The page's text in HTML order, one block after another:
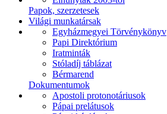
Papok, szerzetesek
Világi munkatársak
Egyházmegyei Törvénykönyv
Papi Direktórium
Iratminták
Stóladíj táblázat
Bérmarend
Dokumentumok
Apostoli protonotáriusok
Pápai prelátusok